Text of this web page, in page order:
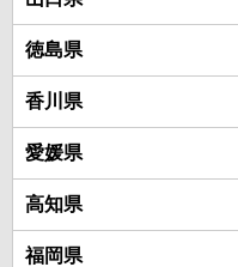
徳島県
香川県
愛媛県
高知県
福岡県